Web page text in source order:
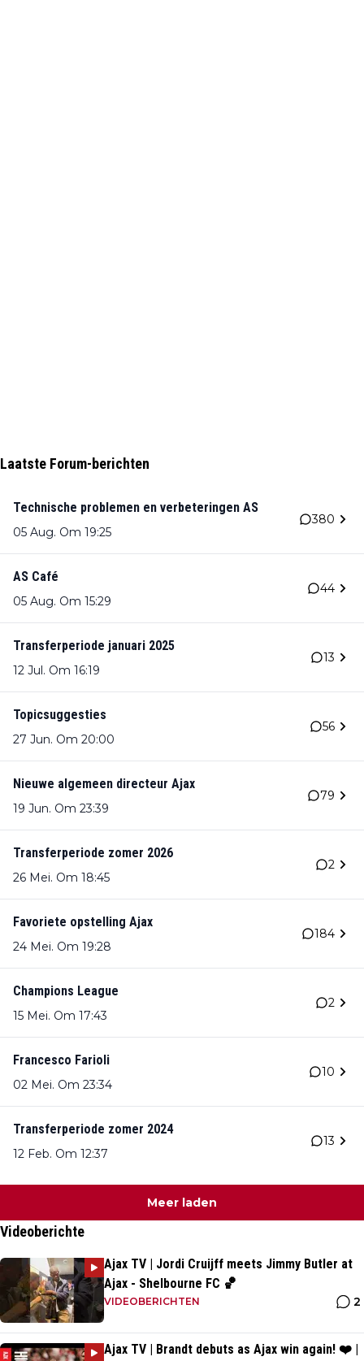
Laatste Forum-berichten
Technische problemen en verbeteringen AS
05 Aug. Om 19:25
380
AS Café
05 Aug. Om 15:29
44
Transferperiode januari 2025
12 Jul. Om 16:19
13
Topicsuggesties
27 Jun. Om 20:00
56
Nieuwe algemeen directeur Ajax
19 Jun. Om 23:39
79
Transferperiode zomer 2026
26 Mei. Om 18:45
2
Favoriete opstelling Ajax
24 Mei. Om 19:28
184
Champions League
15 Mei. Om 17:43
2
Francesco Farioli
02 Mei. Om 23:34
10
Transferperiode zomer 2024
12 Feb. Om 12:37
13
Meer laden
Videoberichte
Ajax TV | Jordi Cruijff meets Jimmy Butler at
Ajax - Shelbourne FC 🏀
VIDEOBERICHTEN 2
Ajax TV | Brandt debuts as Ajax win again! ❤️ |